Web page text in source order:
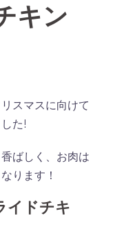
キン
スマスに向けて
た!
ばしく、お肉は
ります！
イドチキ